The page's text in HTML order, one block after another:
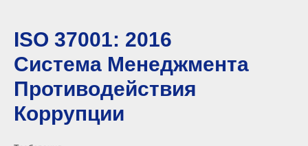
ISO 37001: 2016
Система Менеджмента
Противодействия
Коррупции